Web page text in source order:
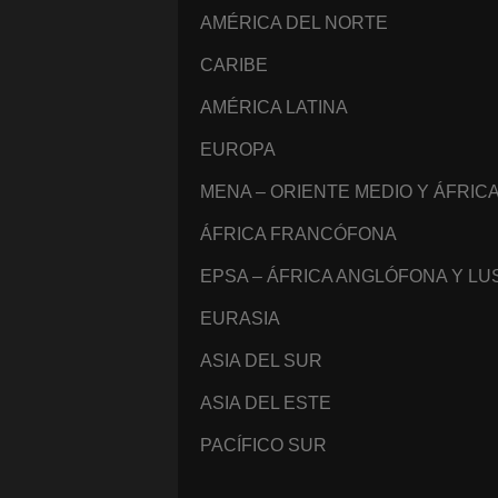
AMÉRICA DEL NORTE
CARIBE
AMÉRICA LATINA
EUROPA
MENA – ORIENTE MEDIO Y
ÁFRICA FRANCÓFONA
EPSA – ÁFRICA ANGLÓFONA Y
EURASIA
ASIA DEL SUR
ASIA DEL ESTE
PACÍFICO SUR